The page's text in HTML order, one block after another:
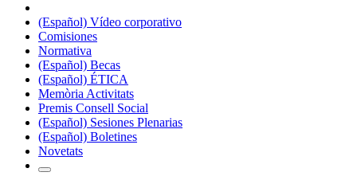
(Español) Vídeo corporativo
Comisiones
Normativa
(Español) Becas
(Español) ÉTICA
Memòria Activitats
Premis Consell Social
(Español) Sesiones Plenarias
(Español) Boletines
Novetats